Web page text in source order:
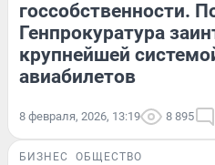
госсобственности.
Генпрокуратура
крупнейшей
авиабилетов
8 февраля, 2026, 13:19 8 895
БИЗНЕС ОБЩЕСТВО